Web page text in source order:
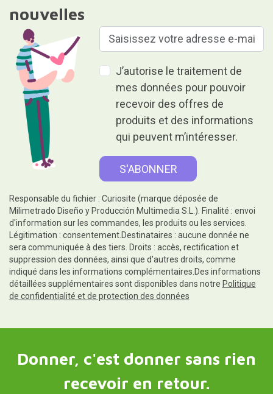
nouvelles
J’autorise le traitement de
mes données pour pouvoir
recevoir des offres de
produits et des informations
qui peuvent m’intéresser.
Responsable du fichier : Curiosite (marque déposée de
Milimetrado Diseño y Producción Multimedia S.L.). Finalité : envoi
d'information sur les commandes, les produits ou les services.
Légitimation : consentement.Destinataires : aucune donnée ne
sera communiquée à des tiers. Droits : accès, rectification et
suppression des données, ainsi que d'autres droits, comme
indiqué dans les informations complémentaires.Des informations
détaillées supplémentaires sont disponibles dans notre Politique
de confidentialité et de protection des données
Donner, c'est donner sans rien
recevoir en retour.